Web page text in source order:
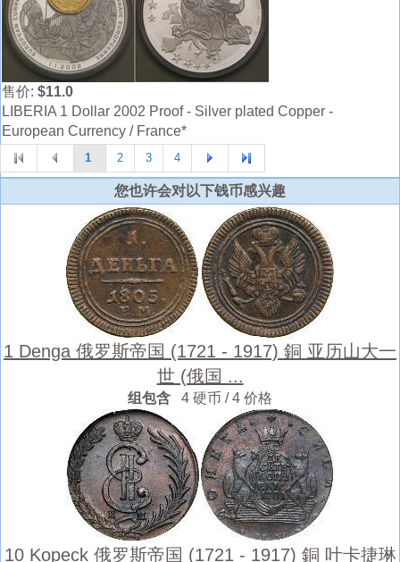
售价: $11.0
LIBERIA 1 Dollar 2002 Proof - Silver plated Copper -
European Currency / France*
1 2 3 4
您也许会对以下钱币感兴趣
1 Denga 俄罗斯帝国 (1721 - 1917) 銅 亚历山大一
世 (俄国 ...
组包含 4 硬币 / 4 价格
10 Kopeck 俄罗斯帝国 (1721 - 1917) 銅 叶卡捷琳